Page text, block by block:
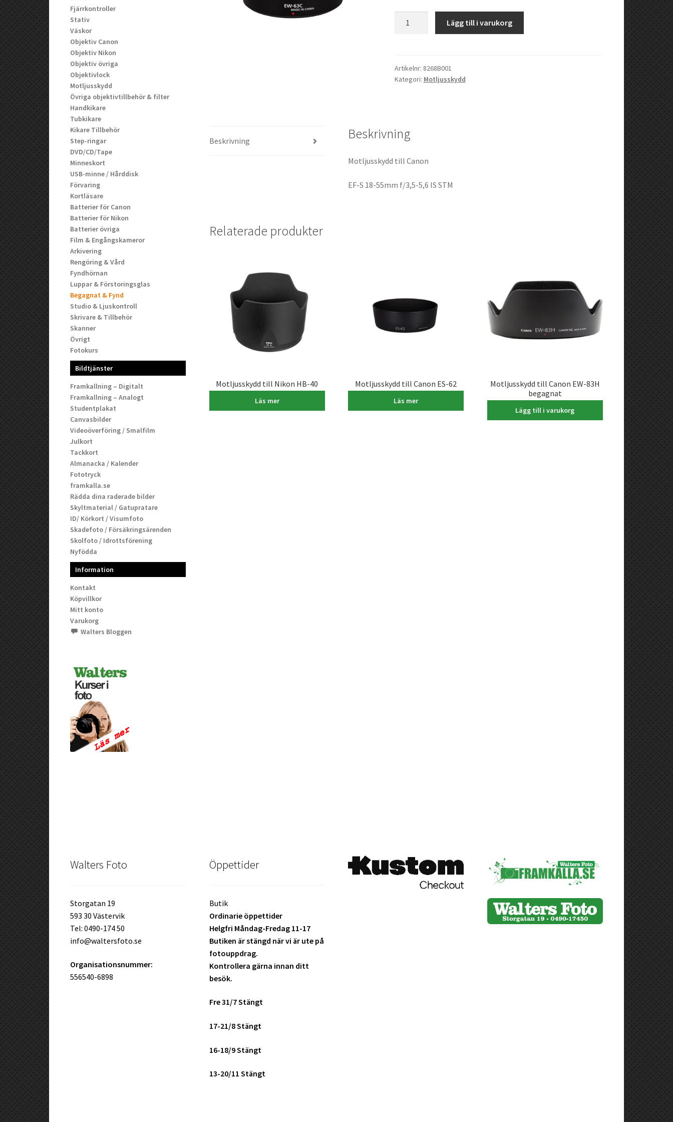
63C
mängd
Lägg till i varukorg
Artikelnr: 8268B001
Kategori: Motljusskydd
Beskrivning Beskrivning
Motljusskydd till Canon
EF-S 18-55mm f/3,5-5,6 IS STM
Relaterade produkter
Motljusskydd till Nikon HB-40
395,00kr
Läs mer
Motljusskydd till Canon ES-62
175,00kr
Läs mer
Motljusskydd till Canon EW-83H
begagnat
500,00kr
Lägg till i varukorg
Fjärrkontroller
Stativ
Väskor
Objektiv Canon
Objektiv Nikon
Objektiv övriga
Objektivlock
Motljusskydd
Övriga objektivtillbehör & filter
Handkikare
Tubkikare
Kikare Tillbehör
Step-ringar
DVD/CD/Tape
Minneskort
USB-minne / Hårddisk
Förvaring
Kortläsare
Batterier för Canon
Batterier för Nikon
Batterier övriga
Film & Engångskameror
Arkivering
Rengöring & Vård
Fyndhörnan
Luppar & Förstoringsglas
Begagnat & Fynd
Studio & Ljuskontroll
Skrivare & Tillbehör
Skanner
Övrigt
Fotokurs
Bildtjänster
Framkallning – Digitalt
Framkallning – Analogt
Studentplakat
Canvasbilder
Videoöverföring / Smalfilm
Julkort
Tackkort
Almanacka / Kalender
Fototryck
framkalla.se
Rädda dina raderade bilder
Skyltmaterial / Gatupratare
ID/ Körkort / Visumfoto
Skadefoto / Försäkringsärenden
Skolfoto / Idrottsförening
Nyfödda
Information
Kontakt
Köpvillkor
Mitt konto
Varukorg
Walters Bloggen
Walters Foto
Storgatan 19
593 30 Västervik
Tel: 0490-174 50
info@waltersfoto.se
Organisationsnummer:
556540-6898
Öppettider
Butik
Ordinarie öppettider
Helgfri Måndag-Fredag 11-17
Butiken är stängd när vi är ute på
fotouppdrag.
Kontrollera gärna innan ditt
besök.
Fre 31/7 Stängt
17-21/8 Stängt
16-18/9 Stängt
13-20/11 Stängt